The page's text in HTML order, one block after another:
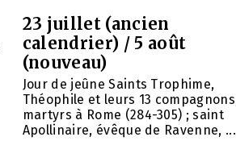
23 juillet (ancien
calendrier) / 5 août
(nouveau)
Jour de jeûne Saints Trophime,
Théophile et leurs 13
martyrs à Rome (284-305) ; saint
Apollinaire, évêque de Ravenne, ...